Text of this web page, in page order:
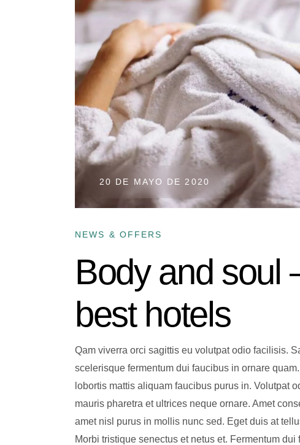
20 DE MAYO DE 2020
NEWS & OFFERS
Body and soul
best hotels
Qam viverra orci sagittis eu volutpat odio facilisis.
scelerisque fermentum dui faucibus in ornare
lobortis mattis aliquam faucibus purus in. Volutpat
mauris pharetra et ultrices neque ornare. Amet
amet nisl purus in mollis nunc sed. Eget duis at
Morbi tristique senectus et netus et. Fermentum